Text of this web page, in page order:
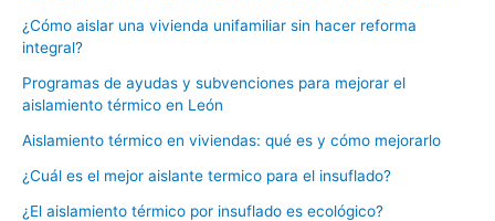
¿Cómo aislar una vivienda unifamiliar sin hacer reforma
integral?
Programas de ayudas y subvenciones para mejorar el
aislamiento térmico en León
Aislamiento térmico en viviendas: qué es y cómo mejorarlo
¿Cuál es el mejor aislante termico para el insuflado?
¿El aislamiento térmico por insuflado es ecológico?